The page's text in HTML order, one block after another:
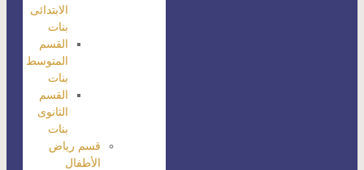
الابتدائى
بنات
القسم
المتوسط
بنات
القسم
الثانوى
بنات
قسم رياض
الأطفال